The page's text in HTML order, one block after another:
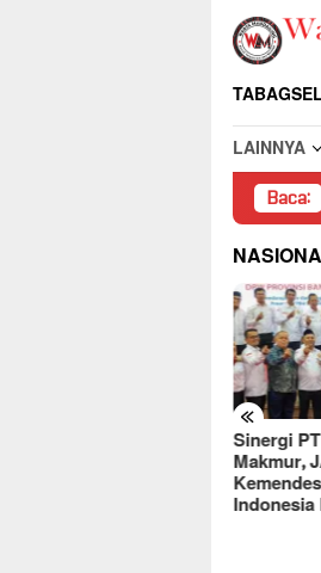
Loncat
konten
LAINNYA
Baca:
«
Sinergi
Makmur,